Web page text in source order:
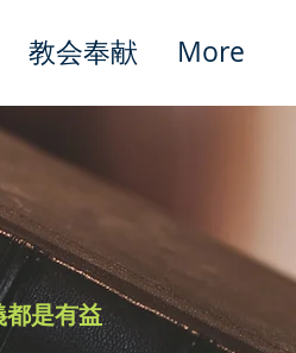
教会奉献 More
Featured Posts
是有益